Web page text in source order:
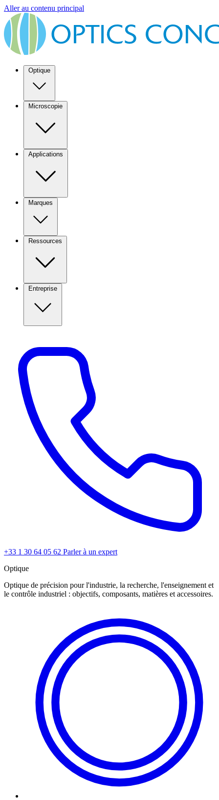
Aller au contenu principal
Optique
Microscopie
Applications
Marques
Ressources
Entreprise
+33 1 30 64 05 62 Parler à un expert
Optique
Optique de précision pour l'industrie, la recherche, l'enseignement et
le contrôle industriel : objectifs, composants, matières et accessoires.